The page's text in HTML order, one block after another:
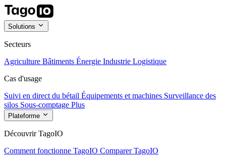
Solutions
Secteurs
Agriculture Bâtiments Énergie Industrie Logistique
Cas d'usage
Suivi en direct du bétail Équipements et machines Surveillance des
silos Sous-comptage Plus
Plateforme
Découvrir TagoIO
Comment fonctionne TagoIO Comparer TagoIO